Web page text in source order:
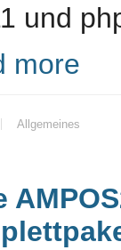
und
more
Allgemeines